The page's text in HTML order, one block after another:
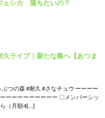
ェシカ 落ちたいの？
久ライブ｜新たな島へ【あつま
つの森 #耐久 #さなチュウ ーーーー
ーーーーーーーーー 〇メンバーシッ
（月額4[…]